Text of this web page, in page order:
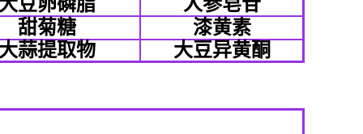
甜菊糖
漆黄素
蒜提取物
大豆异黄酮